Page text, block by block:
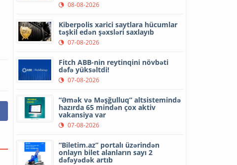
08-08-2026
Kiberpolis xarici saytlara hücumlar
təşkil edən şəxsləri saxlayıb
07-08-2026
Fitch ABB-nin reytinqini növbəti
dəfə yüksəltdi!
07-08-2026
“Əmək və Məşğulluq” altsistemində
hazırda 65 mindən çox aktiv
vakansiya var
07-08-2026
“Biletim.az” portalı üzərindən
onlayn bilet alanların sayı 2
dəfəyədək artıb